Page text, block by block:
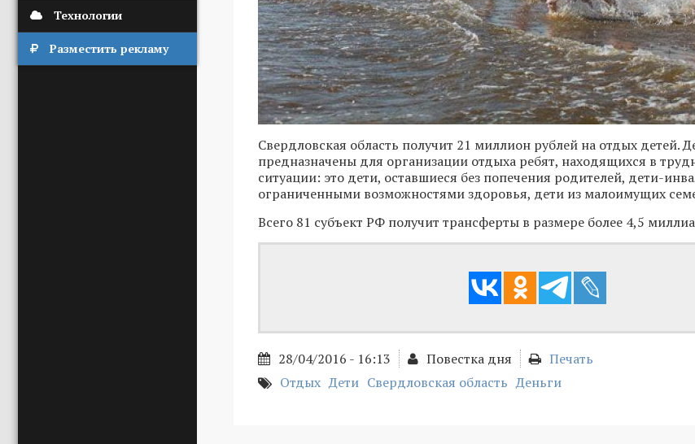
Технологии
Разместить рекламу
Свердловская область получит 21 миллион рублей на отдых детей.
предназначены для организации отдыха ребят, находящихся в
ситуации: это дети, оставшиеся без попечения родителей, дети-
ограниченными возможностями здоровья, дети из малоимущих
Всего 81 субъект РФ получит трансферты в размере более 4,5
28/04/2016 - 16:13 Повестка дня
Печать
Отдых Дети Свердловская область Деньги